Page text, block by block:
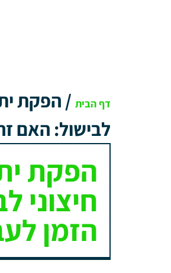
דף הבית /הפקת
לבישול: האם
הפקת
חיצוני
הזמן